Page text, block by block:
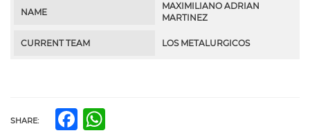
NAME
MAXIMILIANO ADRIAN
MARTINEZ
CURRENT TEAM LOS METALURGICOS
SHARE: Facebook